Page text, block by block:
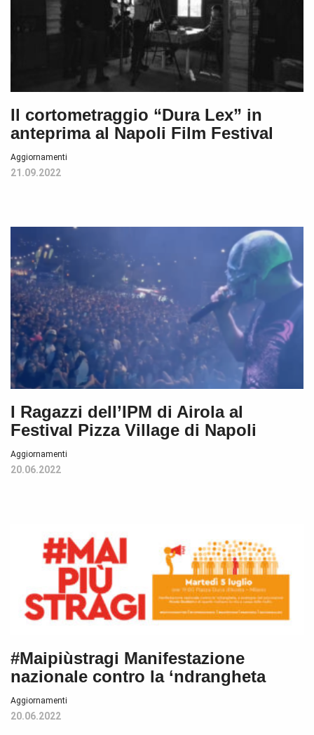
Il cortometraggio “Dura Lex” in
anteprima al Napoli Film Festival
Aggiornamenti
21.09.2022
I Ragazzi dell’IPM di Airola al
Festival Pizza Village di Napoli
Aggiornamenti
20.06.2022
#Maipiùstragi Manifestazione
nazionale contro la ‘ndrangheta
Aggiornamenti
20.06.2022